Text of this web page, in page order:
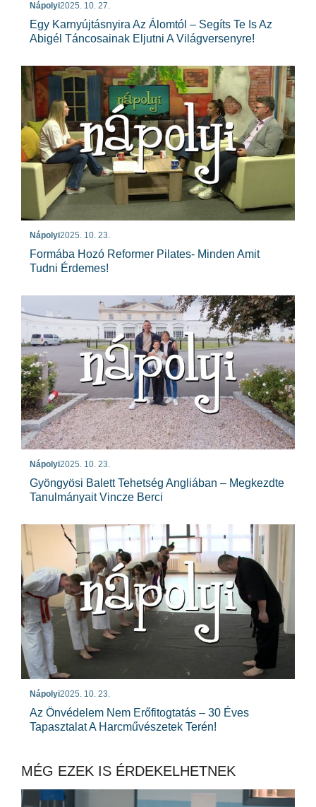
Nápolyi2025. 10. 27.
Egy Karnyújtásnyira Az Álomtól – Segíts Te Is Az
Abigél Táncosainak Eljutni A Világversenyre!
Nápolyi2025. 10. 23.
Formába Hozó Reformer Pilates- Minden Amit
Tudni Érdemes!
Nápolyi2025. 10. 23.
Gyöngyösi Balett Tehetség Angliában – Megkezdte
Tanulmányait Vincze Berci
Nápolyi2025. 10. 23.
Az Önvédelem Nem Erőfitogtatás – 30 Éves
Tapasztalat A Harcművészetek Terén!
MÉG EZEK IS ÉRDEKELHETNEK